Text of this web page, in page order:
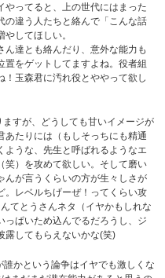
やってると、上の世代にはまった
の違う人たちと絡んで「こんな話
してほしい。
ん達とも絡んだり、意外な能力も
置をゲットしてますよね。役者組
！玉森君に汚れ役とややって欲し
すが、どうしても甘いイメージが
あたりには（もしそっちにも精通
ような、先生と呼ばれるようなエ
笑）を攻めて欲しい。そして磨い
んが言うくらいの方が生々しさが
。レベルちげーぜ！ってくらい攻
てとうさんネタ（イヤかもしれな
っぱいため込んでるだろうし、ジ
露してもらえないかな(笑)
かという論争はイヤでも激しくな